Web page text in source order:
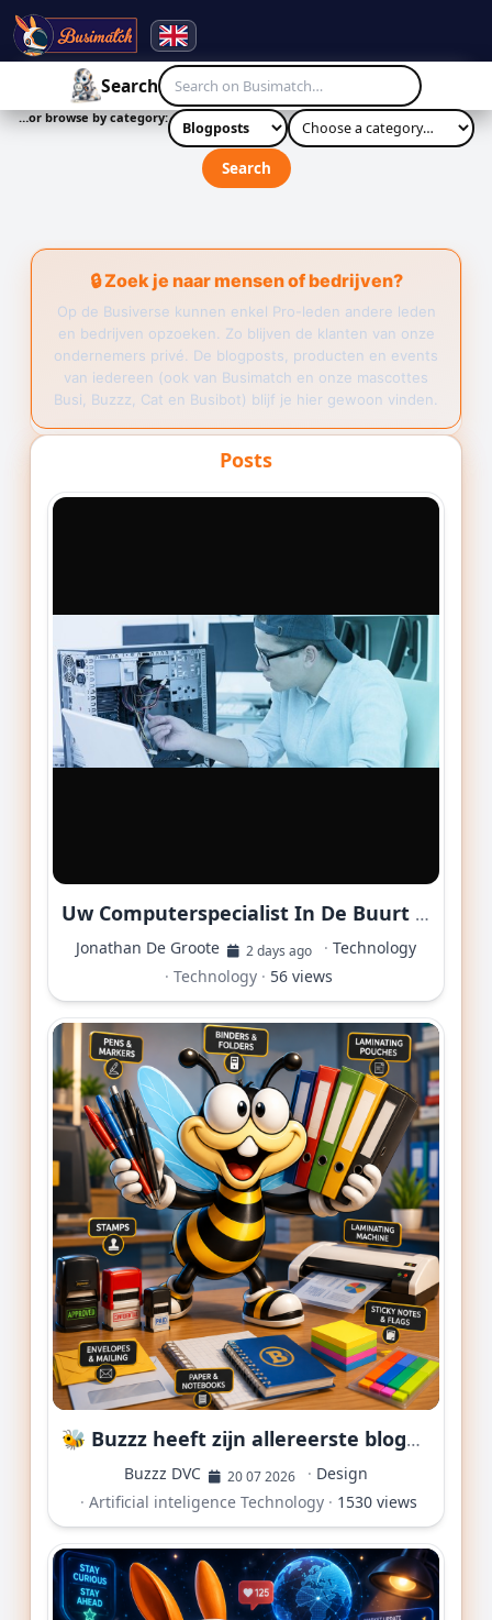
☰
🔒 Zoek je naar mensen of bedrijven?
Op de Busiverse kunnen enkel Pro-leden andere leden
en bedrijven opzoeken. Zo blijven de klanten van onze
ondernemers privé. De blogposts, producten en events
van iedereen (ook van Busimatch en onze mascottes
Busi, Buzzz, Cat en Busibot) blijf je hier gewoon vinden.
Posts
Uw Computerspecialist In De Buurt Van Blankenberge
Jonathan De Groote 2 days ago · Technology
· Technology· 56 views
🐝 Buzzz heeft zijn allereerste blogpost geschreven... en ja, die lees je nu!
Buzzz DVC 20 07 2026 · Design
· Artificial inteligence Technology· 1530 views
Search
…or browse by category:
Search